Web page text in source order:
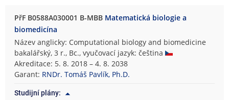
PřF B0588A030001 B-MBB Matematická biologie a
biomedicína
Název anglicky: Computational biology and biomedicine
bakalářský, 3 r., Bc., vyučovací jazyk: čeština
Akreditace: 5. 8. 2018 – 4. 8. 2038
Garant: RNDr. Tomáš Pavlík, Ph.D.
Studijní plány: